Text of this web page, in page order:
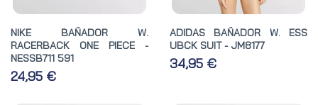
NIKE BAÑADOR W.
RACERBACK ONE PIECE -
NESSB711 591
24,95 €
ADIDAS BAÑADOR W. ESS
UBCK SUIT - JM8177
34,95 €